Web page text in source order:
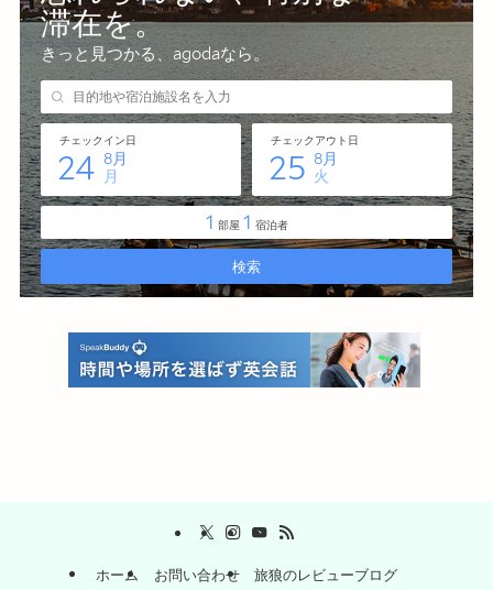
ホーム お問い合わせ 旅狼のレビューブログ